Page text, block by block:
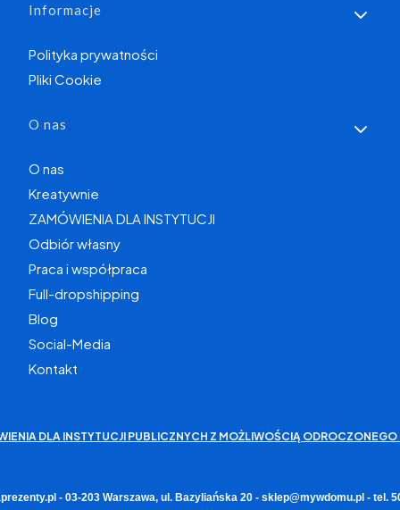
Informacje
Polityka prywatności
Pliki Cookie
O nas
O nas
Kreatywnie
ZAMÓWIENIA DLA INSTYTUCJI
Odbiór własny
Praca i współpraca
Full-dropshipping
Blog
Social-Media
Kontakt
DLA INSTYTUCJI PUBLICZNYCH Z MOŻLIWOŚCIĄ ODROCZONEGO
- 03-203 Warszawa, ul. Bazyliańska 20 - sklep@mywdomu.pl - tel.